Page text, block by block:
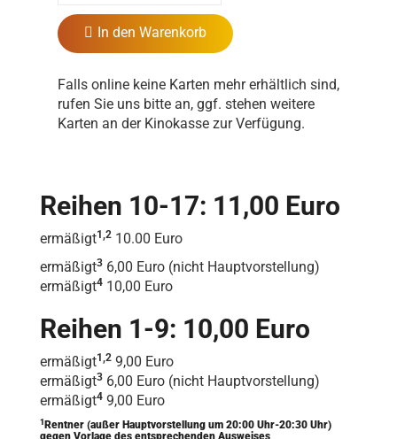
In den Warenkorb
Falls online keine Karten mehr erhältlich sind,
rufen Sie uns bitte an, ggf. stehen weitere
Karten an der Kinokasse zur Verfügung.
Reihen 10-17: 11,00 Euro
ermäßigt1,2 10.00 Euro
ermäßigt3 6,00 Euro (nicht Hauptvorstellung)
ermäßigt4 10,00 Euro
Reihen 1-9: 10,00 Euro
ermäßigt1,2 9,00 Euro
ermäßigt3 6,00 Euro (nicht Hauptvorstellung)
ermäßigt4 9,00 Euro
1 Rentner (außer Hauptvorstellung um 20:00 Uhr-20:30 Uhr)
gegen Vorlage des entsprechenden Ausweises